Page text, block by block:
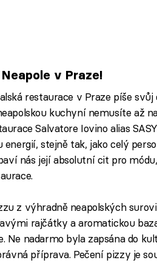
v Praze!
restaurace v Praze píše
kuchyní nemusíte až
Salvatore Iovino alias
energií, stejně tak, jako celý
nás její absolutní cit pro
z výhradně neapolských
rajčátky a aromatickou
Ne nadarmo byla zapsána do
příprava. Pečení pizzy je